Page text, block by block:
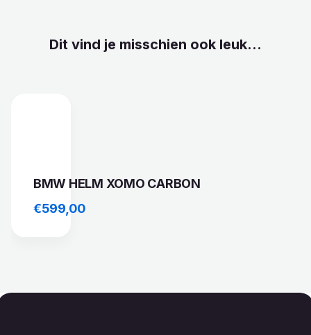
Dit vind je misschien ook leuk...
BMW HELM XOMO CARBON
€599,00